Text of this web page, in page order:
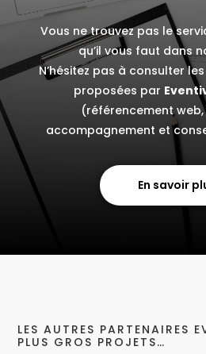
Vous ne trouvez pas le
qu’il vous faut dans
N’hésitez pas à consulter
proposées par
(référencement
accompagnement et
En savoir
LES AUTRES PARTENAIRES
PLUS GROS PROJETS…